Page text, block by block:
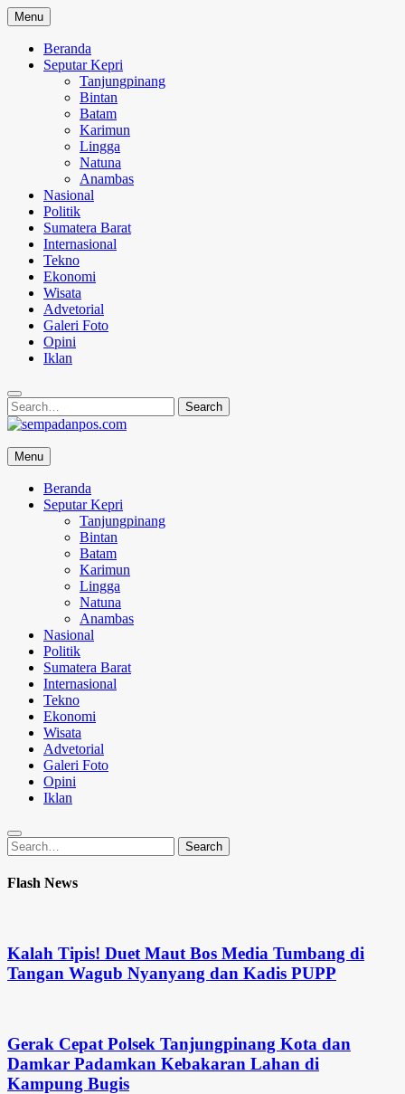
Skip
to
content
Menu
Beranda
Seputar Kepri
Tanjungpinang
Bintan
Batam
Karimun
Lingga
Natuna
Anambas
Nasional
Politik
Sumatera Barat
Internasional
Tekno
Ekonomi
Wisata
Advetorial
Galeri Foto
Opini
Iklan
Search
for:
Search
sempadanpos.com
Menyampaikan Berita Dengan Analisa
Menu
Beranda
Seputar Kepri
Tanjungpinang
Bintan
Batam
Karimun
Lingga
Natuna
Anambas
Nasional
Politik
Sumatera Barat
Internasional
Tekno
Ekonomi
Wisata
Advetorial
Galeri Foto
Opini
Iklan
Search
for:
Search
Flash News
Kalah Tipis! Duet Maut Bos Media Tumbang di
Tangan Wagub Nyanyang dan Kadis PUPP
Gerak Cepat Polsek Tanjungpinang Kota dan
Damkar Padamkan Kebakaran Lahan di
Kampung Bugis